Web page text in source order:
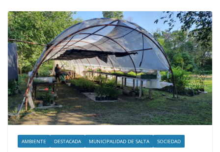
AMBIENTE DESTACADA MUNICIPALIDAD DE SALTA SOCIEDAD